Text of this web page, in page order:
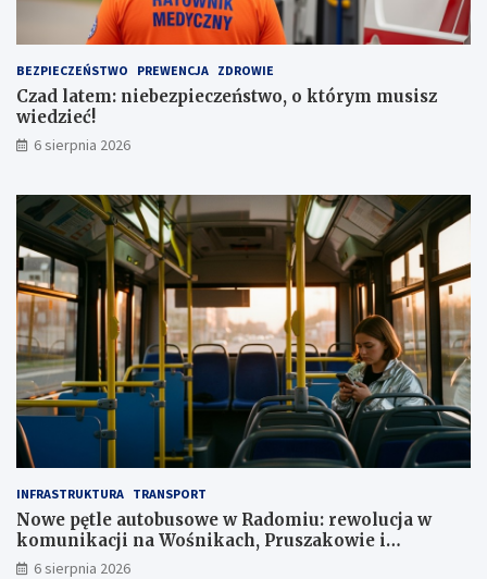
a
,
1
m
l
ł
BEZPIECZEŃSTWO PREWENCJA ZDROWIE
Czad latem: niebezpieczeństwo, o którym musisz
wiedzieć!
6 sierpnia 2026
INFRASTRUKTURA TRANSPORT
Nowe pętle autobusowe w Radomiu: rewolucja w
komunikacji na Wośnikach, Pruszakowie i
Zamłyniu
6 sierpnia 2026